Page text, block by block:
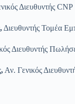
Διευθυντής CNP
Διευθυντής Τομέα
Διευθυντής
Αν. Γενικός